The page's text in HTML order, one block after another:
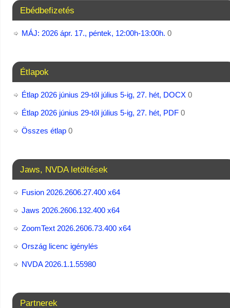
Ebédbefizetés
MÁJ: 2026 ápr. 17., péntek, 12:00h-13:00h. 0
Étlapok
Étlap 2026 június 29-től július 5-ig, 27. hét, DOCX0
Étlap 2026 június 29-től július 5-ig, 27. hét, PDF0
Összes étlap0
Jaws, NVDA letöltések
Fusion 2026.2606.27.400 x64
Jaws 2026.2606.132.400 x64
ZoomText 2026.2606.73.400​ x64
Ország licenc igénylés
NVDA 2026.1.1.55980
Partnerek